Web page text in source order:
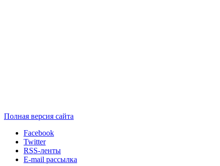
Полная версия сайта
Facebook
Twitter
RSS-ленты
E-mail рассылка